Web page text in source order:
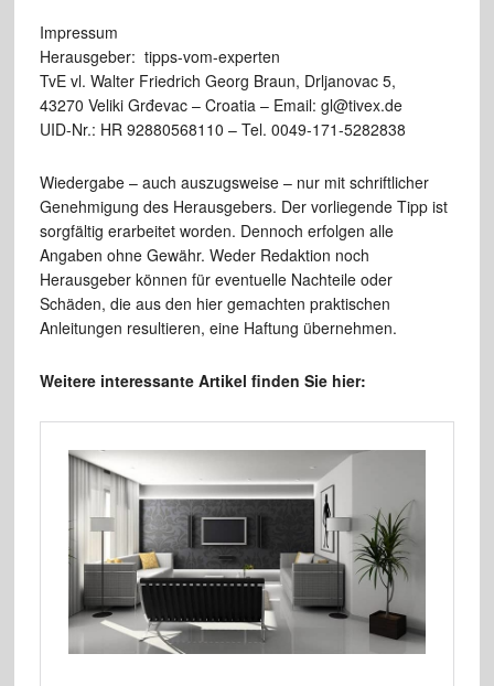
Impressum
Herausgeber: tipps-vom-experten
TvE vl. Walter Friedrich Georg Braun, Drljanovac 5,
43270 Veliki Grđevac – Croatia – Email: gl@tivex.de
UID-Nr.: HR 92880568110 – Tel. 0049-171-5282838
Wiedergabe – auch auszugsweise – nur mit schriftlicher
Genehmigung des Herausgebers. Der vorliegende Tipp ist
sorgfältig erarbeitet worden. Dennoch erfolgen alle
Angaben ohne Gewähr. Weder Redaktion noch
Herausgeber können für eventuelle Nachteile oder
Schäden, die aus den hier gemachten praktischen
Anleitungen resultieren, eine Haftung übernehmen.
Weitere interessante Artikel finden Sie hier: